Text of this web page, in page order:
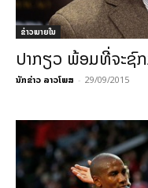
ຂ່າວພາຍ​ໃນ
ປາກຽວ ພ້ອມທີ່ຈະຊົ
ນັກຂ່າວ ລາວໂພສ - 29/09/2015